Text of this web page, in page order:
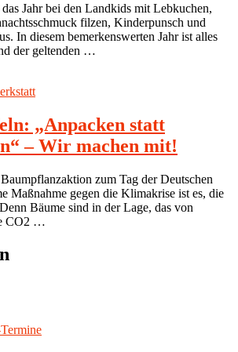
Jahr bei den Landkids mit Lebkuchen,
filzen, Kinderpunsch und
In diesem bemerkenswerten Jahr ist alles
der geltenden …
„Anpacken statt
– Wir machen mit!
zum Tag der Deutschen
Maßnahme gegen die Klimakrise ist es, die
Bäume sind in der Lage, das von
CO2 …